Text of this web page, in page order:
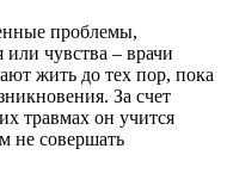
проблемы,
чувства – врачи
жить до тех пор, пока
За счет
травмах он учится
не совершать